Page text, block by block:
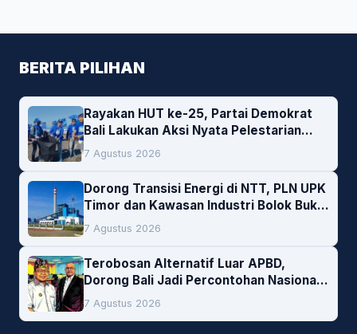
BERITA PILIHAN
Rayakan HUT ke-25, Partai Demokrat
Bali Lakukan Aksi Nyata Pelestarian
Lingkungan
7 Agustus 2026
Dorong Transisi Energi di NTT, PLN UPK
Timor dan Kawasan Industri Bolok Buka
Peluang Investasi Woodchip untuk
Cofiring PLTU Bolok
7 Agustus 2026
Terobosan Alternatif Luar APBD,
Dorong Bali Jadi Percontohan Nasional
Pembiayaan Daerah
7 Agustus 2026